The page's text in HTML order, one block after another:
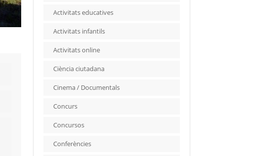
Activitats educatives
Activitats infantils
Activitats online
Ciència ciutadana
Cinema / Documentals
Concurs
Concursos
Conferències